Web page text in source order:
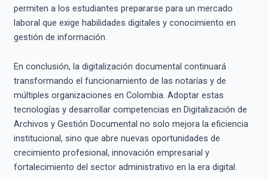
permiten a los estudiantes prepararse para un mercado
laboral que exige habilidades digitales y conocimiento en
gestión de información.
En conclusión, la digitalización documental continuará
transformando el funcionamiento de las notarías y de
múltiples organizaciones en Colombia. Adoptar estas
tecnologías y desarrollar competencias en Digitalización de
Archivos y Gestión Documental no solo mejora la eficiencia
institucional, sino que abre nuevas oportunidades de
crecimiento profesional, innovación empresarial y
fortalecimiento del sector administrativo en la era digital.